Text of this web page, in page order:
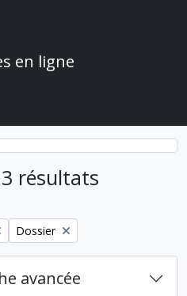
en ligne
résultats
Remove filter:
Dossier
avancée